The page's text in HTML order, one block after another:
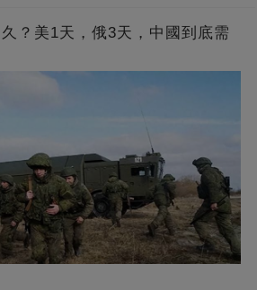
？美1天，俄3天，中國到底需